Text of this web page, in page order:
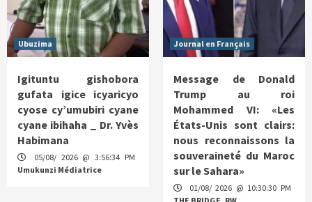
Ubuzima
Igituntu gishobora
gufata igice icyaricyo
cyose cy’umubiri cyane
cyane ibihaha _ Dr. Yvès
Habimana
05/08/ 2026 @ 3:56:34 PM
Umukunzi Médiatrice
Journal en Français
Message de Donald
Trump au roi
Mohammed VI: «Les
États-Unis sont clairs:
nous reconnaissons la
souveraineté du Maroc
sur le Sahara»
01/08/ 2026 @ 10:30:30 PM